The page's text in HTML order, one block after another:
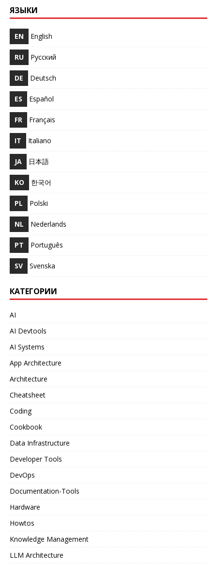
ЯЗЫКИ
EN English
RU Русский
DE Deutsch
ES Español
FR Français
IT Italiano
JA 日本語
KO 한국어
PL Polski
NL Nederlands
PT Português
SV Svenska
КАТЕГОРИИ
AI
AI Devtools
AI Systems
App Architecture
Architecture
Cheatsheet
Coding
Cookbook
Data Infrastructure
Developer Tools
DevOps
Documentation-Tools
Hardware
Howtos
Knowledge Management
LLM Architecture